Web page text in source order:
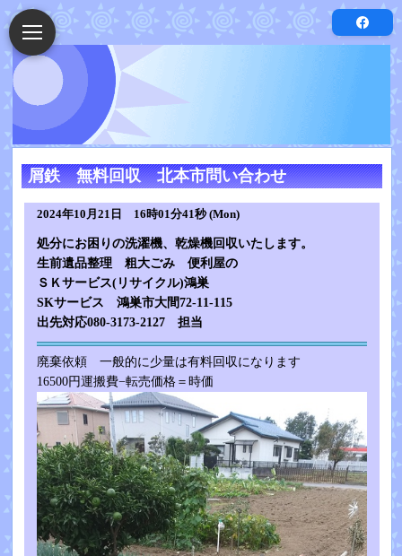
屑鉄 無料回収 北本市問い合わせ
2024年10月21日 16時01分41秒 (Mon)
処分にお困りの洗濯機、乾燥機回収いたします。
生前遺品整理 粗大ごみ 便利屋の
ＳＫサービス(リサイクル)鴻巣
SKサービス 鴻巣市大間72-11-115
出先対応080-3173-2127 担当
廃棄依頼 一般的に少量は有料回収になります
16500円運搬費−転売価格＝時価